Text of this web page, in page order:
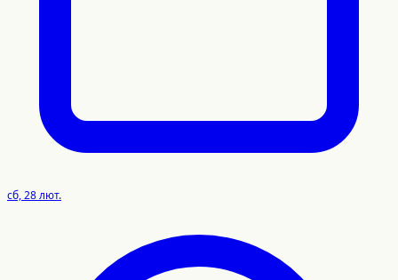
сб, 28 лют.